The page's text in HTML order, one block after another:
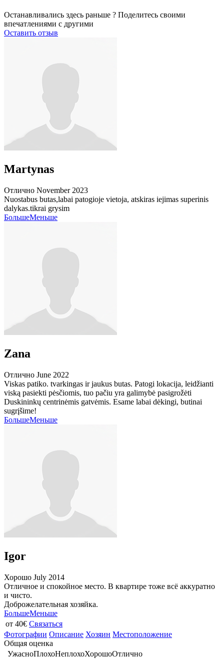
Останавливались здесь раньше ? Поделитесь своими
впечатлениями с другими
Оставить отзыв
Martynas
Отлично November 2023
Nuostabus butas,labai patogioje vietoja, atskiras iejimas superinis
dalykas.tikrai grysim
БольшеМеньше
Zana
Отлично June 2022
Viskas patiko. tvarkingas ir jaukus butas. Patogi lokacija, leidžianti
viską pasiekti pėsčiomis, tuo pačiu yra galimybė pasigrožėti
Duskininkų centrinėmis gatvėmis. Esame labai dėkingi, butinai
sugrįšime!
БольшеМеньше
Igor
Хорошо July 2014
Отличное и спокойное место. В квартире тоже всё аккуратно
и чисто.
Доброжелательная хозяйка.
БольшеМеньше
от 40€ Связаться
Фотографии Описание Хозяин Местоположение
Общая оценка
УжасноПлохоНеплохоХорошоОтлично